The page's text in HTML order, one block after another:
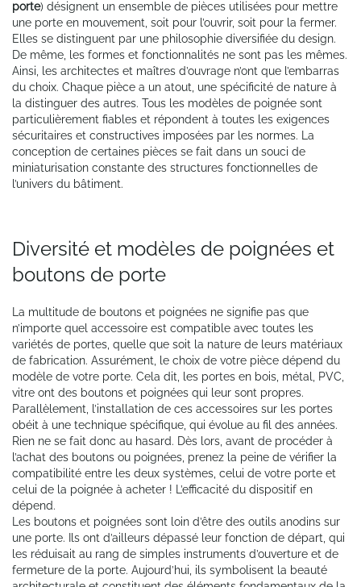
porte) désignent un ensemble de pièces utilisées pour mettre
une porte en mouvement, soit pour l’ouvrir, soit pour la fermer.
Elles se distinguent par une philosophie diversifiée du design.
De même, les formes et fonctionnalités ne sont pas les mêmes.
Ainsi, les architectes et maîtres d’ouvrage n’ont que l’embarras
du choix. Chaque pièce a un atout, une spécificité de nature à
la distinguer des autres. Tous les modèles de poignée sont
particulièrement fiables et répondent à toutes les exigences
sécuritaires et constructives imposées par les normes. La
conception de certaines pièces se fait dans un souci de
miniaturisation constante des structures fonctionnelles de
l’univers du bâtiment.
Diversité et modèles de poignées et
boutons de porte
La multitude de boutons et poignées ne signifie pas que
n’importe quel accessoire est compatible avec toutes les
variétés de portes, quelle que soit la nature de leurs matériaux
de fabrication. Assurément, le choix de votre pièce dépend du
modèle de votre porte. Cela dit, les portes en bois, métal, PVC,
vitre ont des boutons et poignées qui leur sont propres.
Parallèlement, l’installation de ces accessoires sur les portes
obéit à une technique spécifique, qui évolue au fil des années.
Rien ne se fait donc au hasard. Dès lors, avant de procéder à
l’achat des boutons ou poignées, prenez la peine de vérifier la
compatibilité entre les deux systèmes, celui de votre porte et
celui de la poignée à acheter ! L’efficacité du dispositif en
dépend.
Les boutons et poignées sont loin d’être des outils anodins sur
une porte. Ils ont d’ailleurs dépassé leur fonction de départ, qui
les réduisait au rang de simples instruments d’ouverture et de
fermeture de la porte. Aujourd’hui, ils symbolisent la beauté